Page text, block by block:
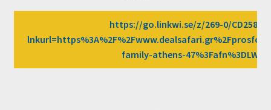
https://go.linkwi.se/z/269-0/CD2589/?
family-athens-47%3Fafn%3DLW